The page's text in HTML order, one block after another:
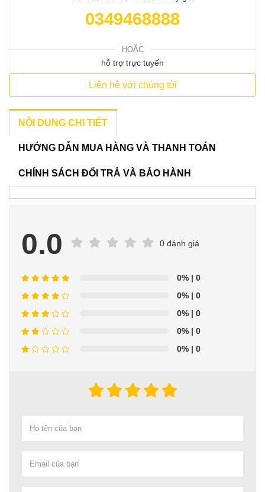
0349468888
HOẶC
hỗ trợ trực tuyến
Liên hệ với chúng tôi
NỘI DUNG CHI TIẾT
HƯỚNG DẪN MUA HÀNG VÀ THANH TOÁN
CHÍNH SÁCH ĐỔI TRẢ VÀ BẢO HÀNH
0.0 0 đánh giá
0% | 0
0% | 0
0% | 0
0% | 0
0% | 0